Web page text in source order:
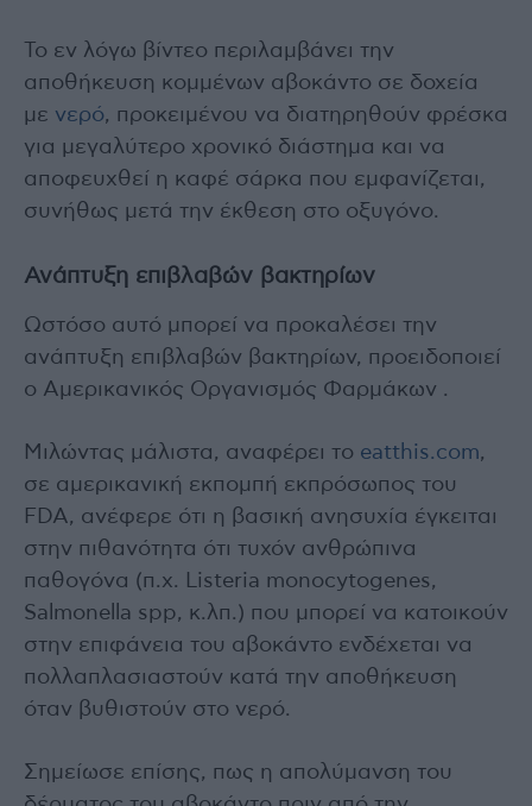
Το εν λόγω βίντεο περιλαμβάνει την
αποθήκευση κομμένων αβοκάντο σε δοχεία
με νερό, προκειμένου να διατηρηθούν φρέσκα
για μεγαλύτερο χρονικό διάστημα και να
αποφευχθεί η καφέ σάρκα που εμφανίζεται,
συνήθως μετά την έκθεση στο οξυγόνο.
Ανάπτυξη επιβλαβών βακτηρίων
Ωστόσο αυτό μπορεί να προκαλέσει την
ανάπτυξη επιβλαβών βακτηρίων, προειδοποιεί
ο Αμερικανικός Οργανισμός Φαρμάκων .
Μιλώντας μάλιστα, αναφέρει το eatthis.com,
σε αμερικανική εκπομπή εκπρόσωπος του
FDA, ανέφερε ότι η βασική ανησυχία έγκειται
στην πιθανότητα ότι τυχόν ανθρώπινα
παθογόνα (π.χ. Listeria monocytogenes,
Salmonella spp, κ.λπ.) που μπορεί να κατοικούν
στην επιφάνεια του αβοκάντο ενδέχεται να
πολλαπλασιαστούν κατά την αποθήκευση
όταν βυθιστούν στο νερό.
Σημείωσε επίσης, πως η απολύμανση του